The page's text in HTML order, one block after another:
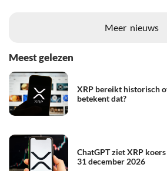
Meer nieuws
Meest gelezen
XRP bereikt historisch
betekent dat?
ChatGPT ziet XRP
31 december 2026